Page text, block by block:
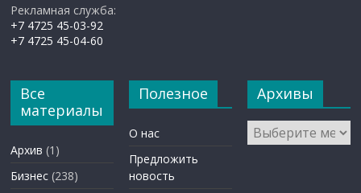
Рекламная служба:
+7 4725 45-03-92
+7 4725 45-04-60
Все
материалы
Архив (1)
Бизнес (238)
Полезное
О нас
Предложить
новость
Архивы
Архивы